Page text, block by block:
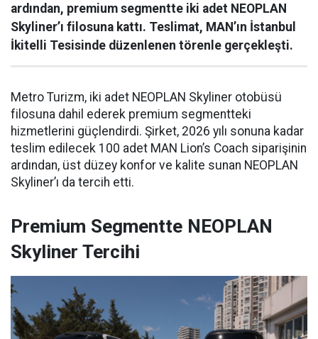
ardından, premium segmentte iki adet NEOPLAN
Skyliner’ı filosuna kattı. Teslimat, MAN’ın İstanbul
İkitelli Tesisinde düzenlenen törenle gerçekleşti.
Metro Turizm, iki adet NEOPLAN Skyliner otobüsü
filosuna dahil ederek premium segmentteki
hizmetlerini güçlendirdi. Şirket, 2026 yılı sonuna kadar
teslim edilecek 100 adet MAN Lion’s Coach siparişinin
ardından, üst düzey konfor ve kalite sunan NEOPLAN
Skyliner’ı da tercih etti.
Premium Segmentte NEOPLAN
Skyliner Tercihi